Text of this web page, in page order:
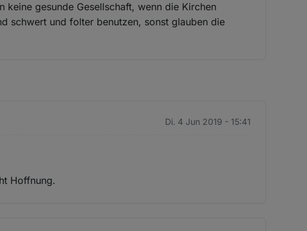
keine gesunde Gesellschaft, wenn die Kirchen
schwert und folter benutzen, sonst glauben die
Di. 4 Jun 2019 - 15:41
Hoffnung.